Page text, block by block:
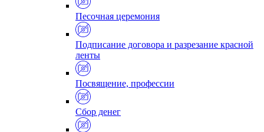
Песочная церемония
Подписание договора и разрезание красной
ленты
Посвящение, профессии
Сбор денег